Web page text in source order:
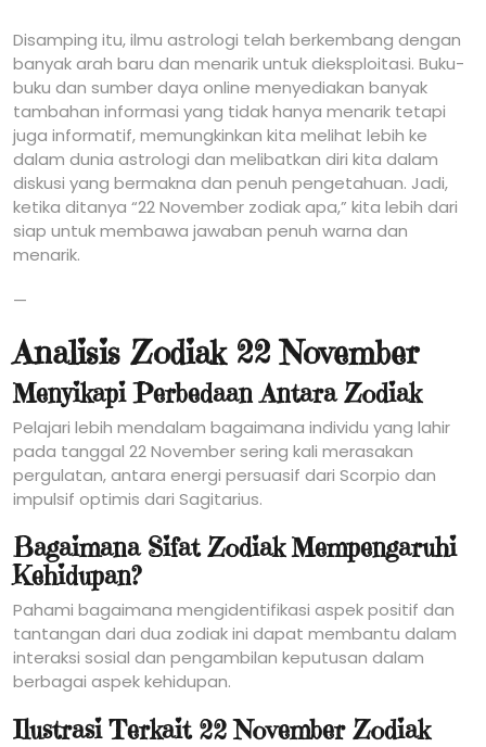
Disamping itu, ilmu astrologi telah berkembang dengan
banyak arah baru dan menarik untuk dieksploitasi. Buku-
buku dan sumber daya online menyediakan banyak
tambahan informasi yang tidak hanya menarik tetapi
juga informatif, memungkinkan kita melihat lebih ke
dalam dunia astrologi dan melibatkan diri kita dalam
diskusi yang bermakna dan penuh pengetahuan. Jadi,
ketika ditanya “22 November zodiak apa,” kita lebih dari
siap untuk membawa jawaban penuh warna dan
menarik.
—
Analisis Zodiak 22 November
Menyikapi Perbedaan Antara Zodiak
Pelajari lebih mendalam bagaimana individu yang lahir
pada tanggal 22 November sering kali merasakan
pergulatan, antara energi persuasif dari Scorpio dan
impulsif optimis dari Sagitarius.
Bagaimana Sifat Zodiak Mempengaruhi
Kehidupan?
Pahami bagaimana mengidentifikasi aspek positif dan
tantangan dari dua zodiak ini dapat membantu dalam
interaksi sosial dan pengambilan keputusan dalam
berbagai aspek kehidupan.
Ilustrasi Terkait 22 November Zodiak